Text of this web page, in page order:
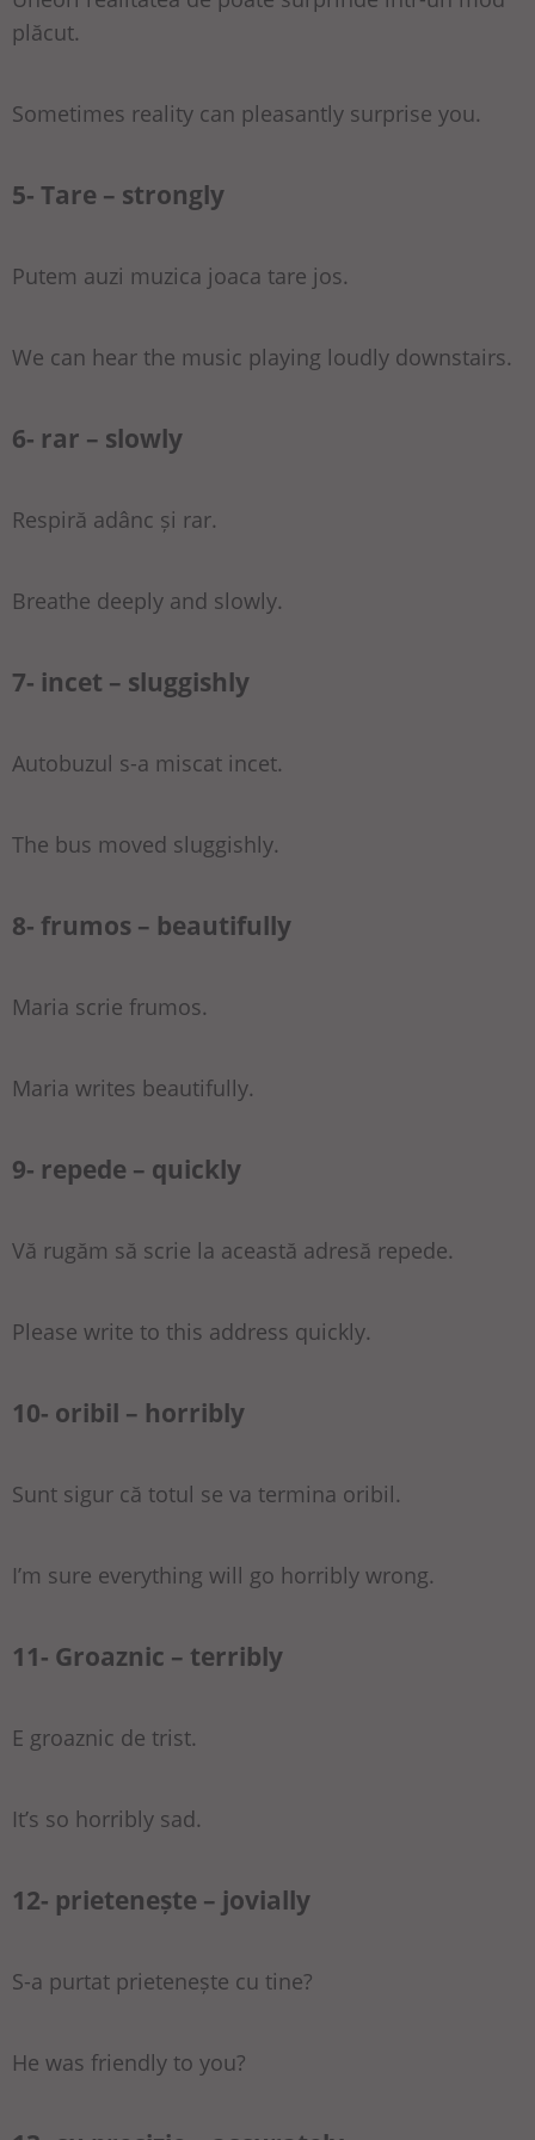
plăcut.
Sometimes reality can pleasantly surprise you.
5- Tare – strongly
Putem auzi muzica joaca tare jos.
We can hear the music playing loudly downstairs.
6- rar – slowly
Respiră adânc și rar.
Breathe deeply and slowly.
7- incet – sluggishly
Autobuzul s-a miscat incet.
The bus moved sluggishly.
8- frumos – beautifully
Maria scrie frumos.
Maria writes beautifully.
9- repede – quickly
Vă rugăm să scrie la această adresă repede.
Please write to this address quickly.
10- oribil – horribly
Sunt sigur că totul se va termina oribil.
I’m sure everything will go horribly wrong.
11- Groaznic – terribly
E groaznic de trist.
It’s so horribly sad.
12- prietenește – jovially
S-a purtat prietenește cu tine?
He was friendly to you?